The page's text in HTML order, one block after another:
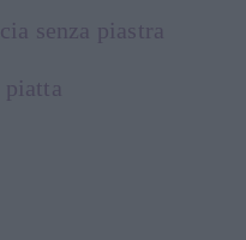
senza piastra
piatta